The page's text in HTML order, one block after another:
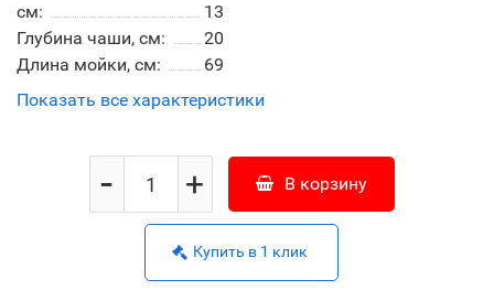
см:
13
Глубина чаши, см:
20
Длина мойки, см:
69
Показать все характеристики
+
- В корзину
Купить в 1 клик